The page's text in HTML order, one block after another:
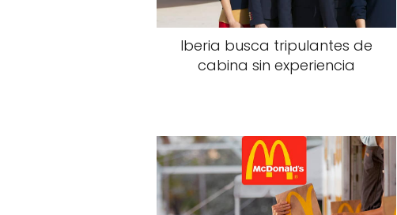
Iberia busca tripulantes de
cabina sin experiencia